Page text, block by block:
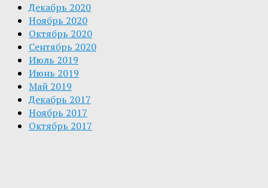
Декабрь 2020
Ноябрь 2020
Октябрь 2020
Сентябрь 2020
Июль 2019
Июнь 2019
Май 2019
Декабрь 2017
Ноябрь 2017
Октябрь 2017